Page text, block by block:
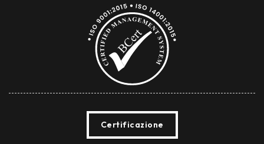
Certificazione